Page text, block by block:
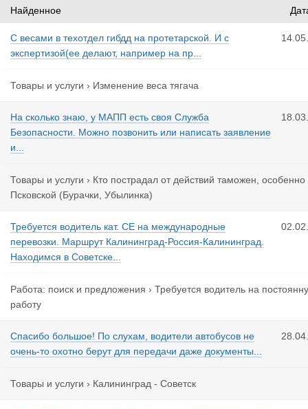
Найденное
С весами в техотдел гибдд на протетарской. И с
экспертизой(ее делают, например на пр...
Товары и услуги › Изменение веса тягача
На сколько знаю, у МАПП есть своя Служба
Безопасности. Можно позвонить или написать заявление
и...
Товары и услуги › Кто пострадал от действий таможен, особенно
Псковской (Бурачки, Убылинка)
Требуется водитель кат. СЕ на международные
перевозки. Маршрут Калининград-Россия-Калининград.
Находимся в Советске...
Работа: поиск и предложения › Требуется водитель на
работу
Спасибо большое! По слухам, водители автобусов не
очень-то охотно берут для передачи даже документы...
Товары и услуги › Калининград - Советск